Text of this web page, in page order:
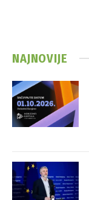
NAJNOVIJE